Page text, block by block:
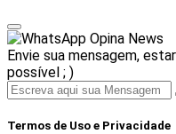
Opina News
Envie sua mensagem,
possível ; )
Termos de Uso e Privacidade